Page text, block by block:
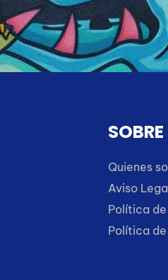
Quienes
Aviso
Política
Política